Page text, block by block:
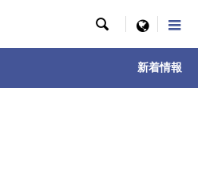
 menu
新着情報